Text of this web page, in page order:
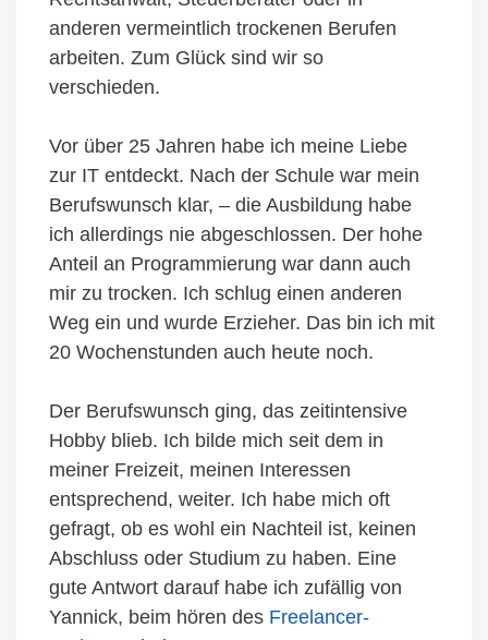
anderen vermeintlich trockenen Berufen
arbeiten. Zum Glück sind wir so
verschieden.
Vor über 25 Jahren habe ich meine Liebe
zur IT entdeckt. Nach der Schule war mein
Berufswunsch klar, – die Ausbildung habe
ich allerdings nie abgeschlossen. Der hohe
Anteil an Programmierung war dann auch
mir zu trocken. Ich schlug einen anderen
Weg ein und wurde Erzieher. Das bin ich mit
20 Wochenstunden auch heute noch.
Der Berufswunsch ging, das zeitintensive
Hobby blieb. Ich bilde mich seit dem in
meiner Freizeit, meinen Interessen
entsprechend, weiter. Ich habe mich oft
gefragt, ob es wohl ein Nachteil ist, keinen
Abschluss oder Studium zu haben. Eine
gute Antwort darauf habe ich zufällig von
Yannick, beim hören des Freelancer-